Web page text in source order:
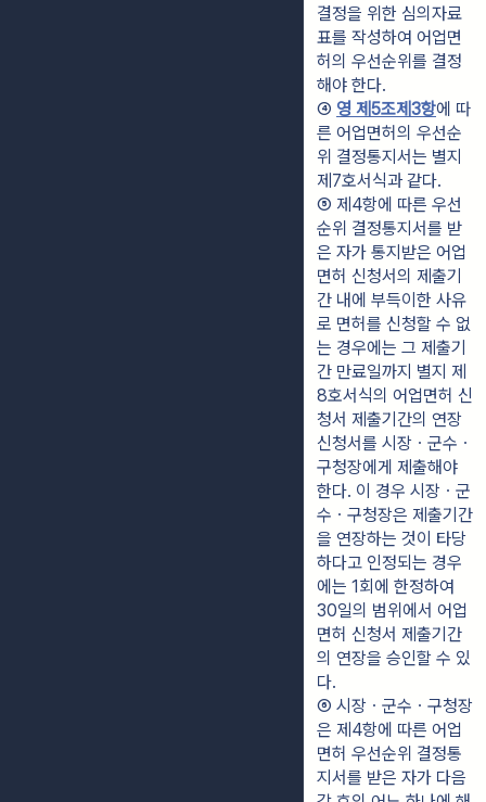
결정을 위한 심의자료
표를 작성하여 어업면
허의 우선순위를 결정
해야 한다.
④ 영 제5조제3항에 따
른 어업면허의 우선순
위 결정통지서는 별지
제7호서식과 같다.
⑤ 제4항에 따른 우선
순위 결정통지서를 받
은 자가 통지받은 어업
면허 신청서의 제출기
간 내에 부득이한 사유
로 면허를 신청할 수 없
는 경우에는 그 제출기
간 만료일까지 별지 제
8호서식의 어업면허 신
청서 제출기간의 연장
신청서를 시장ㆍ군수ㆍ
구청장에게 제출해야
한다. 이 경우 시장ㆍ군
수ㆍ구청장은 제출기간
을 연장하는 것이 타당
하다고 인정되는 경우
에는 1회에 한정하여
30일의 범위에서 어업
면허 신청서 제출기간
의 연장을 승인할 수 있
다.
⑥ 시장ㆍ군수ㆍ구청장
은 제4항에 따른 어업
면허 우선순위 결정통
지서를 받은 자가 다음